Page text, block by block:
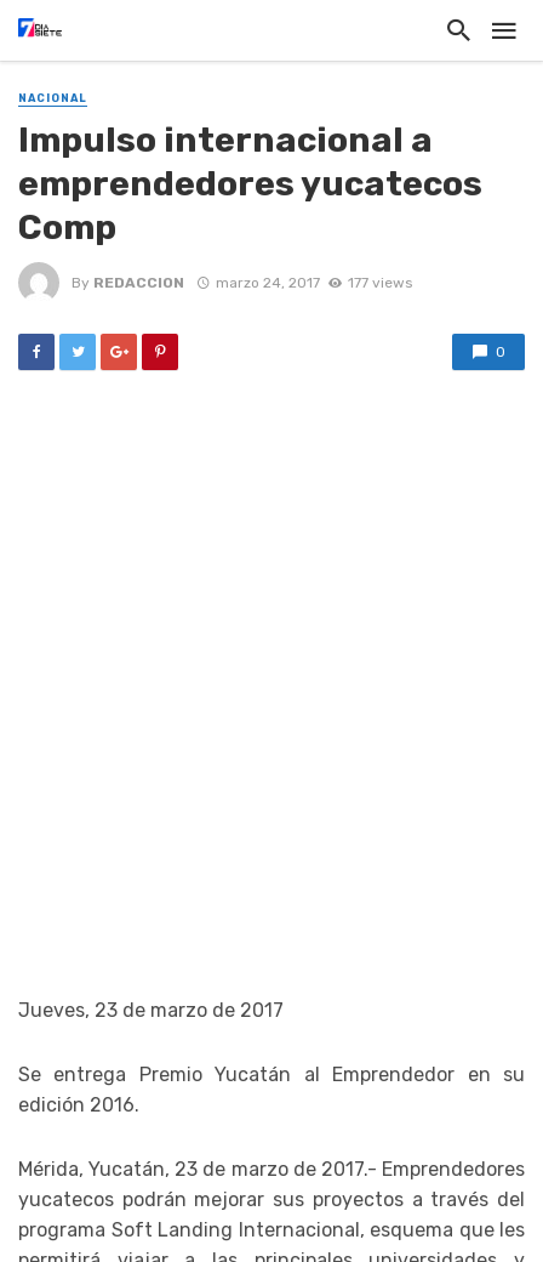
NACIONAL
Impulso internacional a
emprendedores yucatecos
Comp
By REDACCION marzo 24, 2017 177 views
0
Jueves, 23 de marzo de 2017
Se entrega Premio Yucatán al Emprendedor en su
edición 2016.
Mérida, Yucatán, 23 de marzo de 2017.- Emprendedores
yucatecos podrán mejorar sus proyectos a través del
programa Soft Landing Internacional, esquema que les